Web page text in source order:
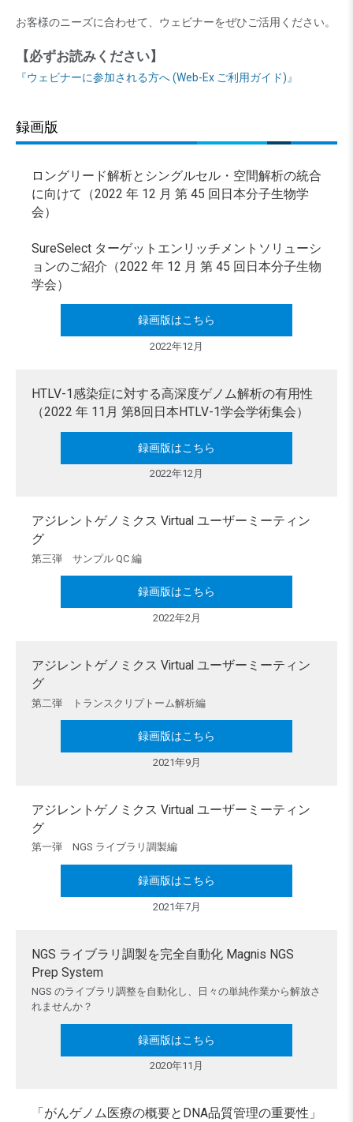
お客様のニーズに合わせて、ウェビナーをぜひご活用ください。
【必ずお読みください】
『ウェビナーに参加される方へ (Web-Ex ご利用ガイド)』
録画版
録画版はこちら
ロングリード解析とシングルセル・空間解析の統合
に向けて（2022 年 12 月 第 45 回日本分子生物学
会）
SureSelect ターゲットエンリッチメントソリューシ
ョンのご紹介（2022 年 12 月 第 45 回日本分子生物
学会）
2022年12月
録画版はこちら
HTLV-1感染症に対する高深度ゲノム解析の有用性
（2022 年 11月 第8回日本HTLV-1学会学術集会）
2022年12月
録画版はこちら
アジレントゲノミクス Virtual ユーザーミーティン
グ
第三弾 サンプル QC 編
2022年2月
録画版はこちら
アジレントゲノミクス Virtual ユーザーミーティン
グ
第二弾 トランスクリプトーム解析編
2021年9月
録画版はこちら
アジレントゲノミクス Virtual ユーザーミーティン
グ
第一弾 NGS ライブラリ調製編
2021年7月
録画版はこちら
NGS ライブラリ調製を完全自動化 Magnis NGS
Prep System
NGS のライブラリ調整を自動化し、日々の単純作業から解放さ
れませんか？
2020年11月
「がんゲノム医療の概要とDNA品質管理の重要性」